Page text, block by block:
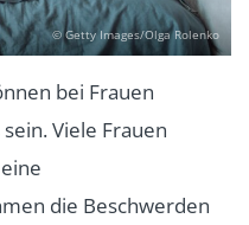
© Getty Images/Olga Rolenko
bei Frauen
Viele Frauen
die Beschwerden